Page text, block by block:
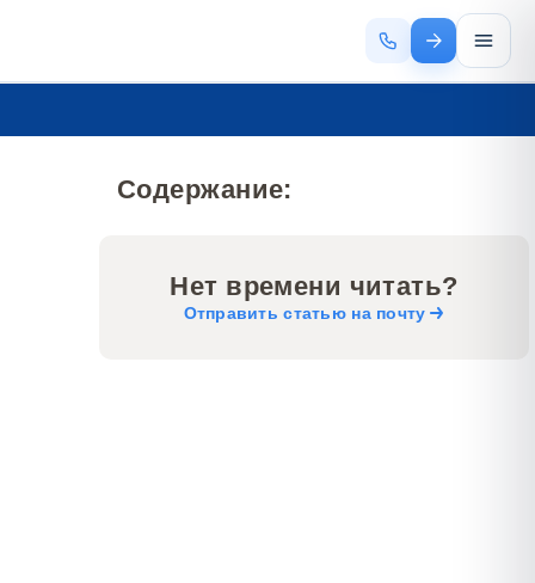
Содержание:
Нет времени читать?
Отправить статью на почту